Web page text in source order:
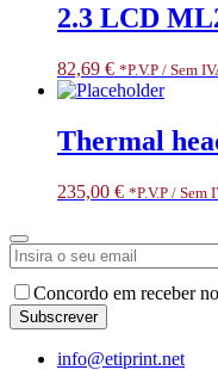
2.3 LCD
82,69 € *P.V.P / Sem
Thermal
235,00 € *P.V.P / Sem
Business
Email*
Concordo em receber
Subscrever
info@etiprint.net